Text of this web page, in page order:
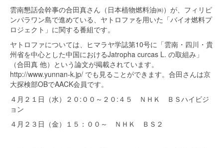
雲南懇話会幹事の合田真さん（日本植物燃料油㈱）が、フィリピ
ンパラワン島で進めている、ヤトロファを用いた「バイオ燃料プ
ロジェクト」に関する番組です。
ヤトロファについては、ヒマラヤ学誌第10号に「雲南・四川・貴
州省を中心とした中国におけるJatropha curcas L. の取組み」
（合田真 他）という論文が掲載されています。
http://www.yunnan-k.jp/ でも見ることができます。合田さんは京
大探検部OBでAACK会員です。
４月２１日（水）２０:００～２０:４５ ＮＨＫ ＢＳハイビジ
ョン
４月２３日（金）１５：００～ ＮＨＫ ＢＳ２